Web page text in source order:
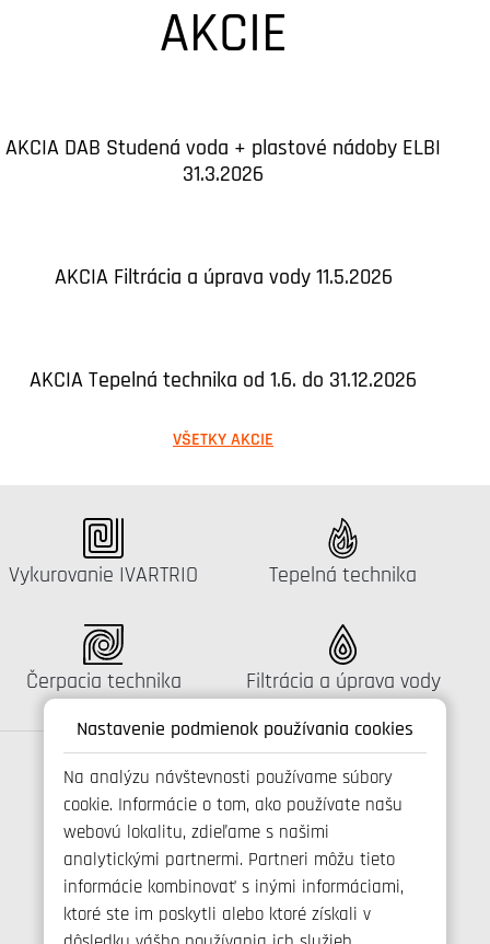
Nastavenie podmienok používania cookies
Na analýzu návštevnosti používame súbory
cookie. Informácie o tom, ako používate našu
webovú lokalitu, zdieľame s našimi
analytickými partnermi. Partneri môžu tieto
informácie kombinovať s inými informáciami,
ktoré ste im poskytli alebo ktoré získali v
AKCIE
AKCIA DAB Studená voda + plastové nádoby ELBI
31.3.2026
AKCIA Filtrácia a úprava vody 11.5.2026
AKCIA Tepelná technika od 1.6. do 31.12.2026
VŠETKY AKCIE
Katalógus:
Vykurovanie IVARTRIO Katalógus:
Tepelná technika
Katalógus:
Čerpacia technika Katalógus:
Filtrácia a úprava vody
Spojte se s námi
+421 346 214 431